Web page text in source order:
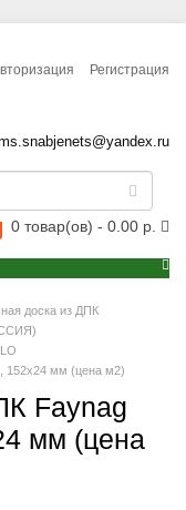
Регистрация
0 товар(ов) - 0.00 р.
доска из ДПК
152x24 мм (цена м2)
Faynag
мм (цена